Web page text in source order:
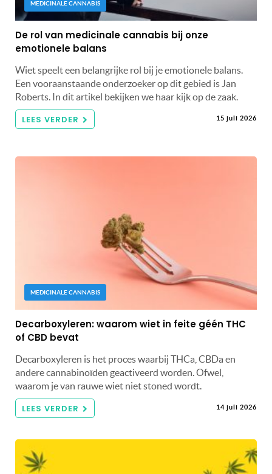
MEDICINALE CANNABIS
De rol van medicinale cannabis bij onze
emotionele balans
Wiet speelt een belangrijke rol bij je emotionele balans.
Een vooraanstaande onderzoeker op dit gebied is Jan
Roberts. In dit artikel bekijken we haar kijk op de zaak.
LEES VERDER 15 juli 2026
MEDICINALE CANNABIS
Decarboxyleren: waarom wiet in feite géén THC
of CBD bevat
Decarboxyleren is het proces waarbij THCa, CBDa en
andere cannabinoïden geactiveerd worden. Ofwel,
waarom je van rauwe wiet niet stoned wordt.
LEES VERDER 14 juli 2026